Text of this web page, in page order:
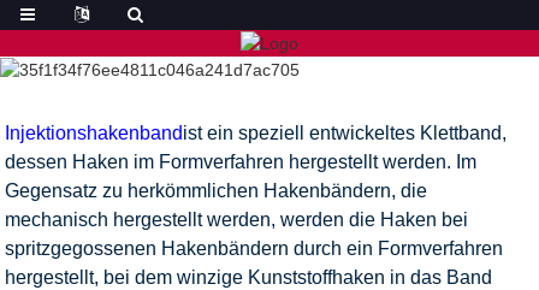
Injektionshakenbandist ein speziell entwickeltes Klettband,
dessen Haken im Formverfahren hergestellt werden. Im
Gegensatz zu herkömmlichen Hakenbändern, die
mechanisch hergestellt werden, werden die Haken bei
spritzgegossenen Hakenbändern durch ein Formverfahren
hergestellt, bei dem winzige Kunststoffhaken in das Band